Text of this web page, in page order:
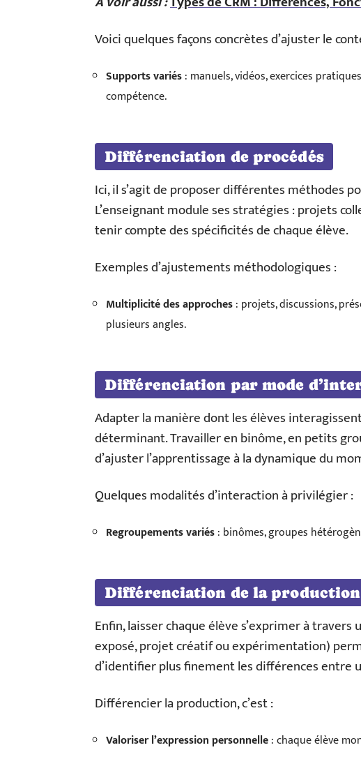
Voici quelques façons concrètes d’ajuster le
Supports variés: manuels, vidéos, exercices
compétence.
Différenciation de procédés
Ici, il s’agit de proposer différentes méthodes
L’enseignant module ses stratégies : projets
tenir compte des spécificités de chaque élève.
Exemples d’ajustements méthodologiques :
Multiplicité des approches: projets, discussions,
plusieurs angles.
Différenciation par mode
Adapter la manière dont les élèves
déterminant. Travailler en binôme, en petits
d’ajuster l’apprentissage à la dynamique du
Quelques modalités d’interaction à privilégier :
Regroupements variés: binômes, groupes
Différenciation de la production
Enfin, laisser chaque élève s’exprimer à
exposé, projet créatif ou expérimentation)
d’identifier plus finement les différences entre
Différencier la production, c’est :
Valoriser l’expression personnelle: chaque élève